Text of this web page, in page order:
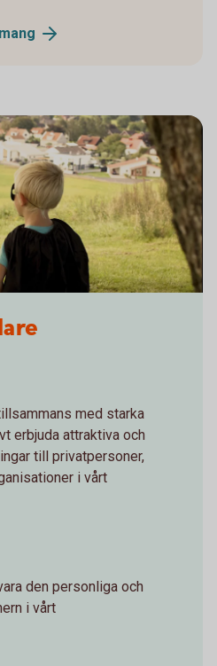
med starka
erbjuda attraktiva och
till privatpersoner,
i vårt
den personliga och
i vårt